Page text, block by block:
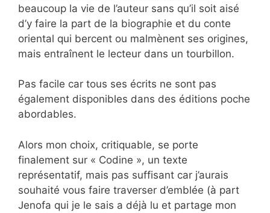
beaucoup la vie de l’auteur sans qu’il soit aisé
d’y faire la part de la biographie et du conte
oriental qui bercent ou malmènent ses origines,
mais entraînent le lecteur dans un tourbillon.
Pas facile car tous ses écrits ne sont pas
également disponibles dans des éditions poche
abordables.
Alors mon choix, critiquable, se porte
finalement sur « Codine », un texte
représentatif, mais pas suffisant car j’aurais
souhaité vous faire traverser d’emblée (à part
Jenofa qui je le sais a déjà lu et partage mon